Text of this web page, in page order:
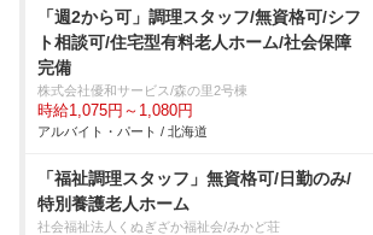
「週2から可」調理スタッフ/無資格可/シフ
ト相談可/住宅型有料老人ホーム/社会保障
完備
株式会社優和サービス/森の里2号棟
時給1,075円～1,080円
アルバイト・パート / 北海道
「福祉調理スタッフ」無資格可/日勤のみ/
特別養護老人ホーム
社会福祉法人くぬぎざか福祉会/みかど荘